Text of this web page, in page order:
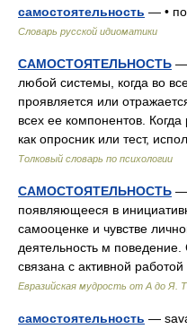
самостоятельность — •
Словарь русской идиоматики
САМОСТОЯТЕЛЬНОСТЬ —
любой системы, когда во
проявляется или
всех ее компонентов. Когда
как опросник или тест,
Толковый словарь по психологии
САМОСТОЯТЕЛЬНОСТЬ —
появляющееся в
самооценке и чувстве
деятельность м поведение.
связана с активной
Евразийская мудрость от А до Я.
самостоятельность —